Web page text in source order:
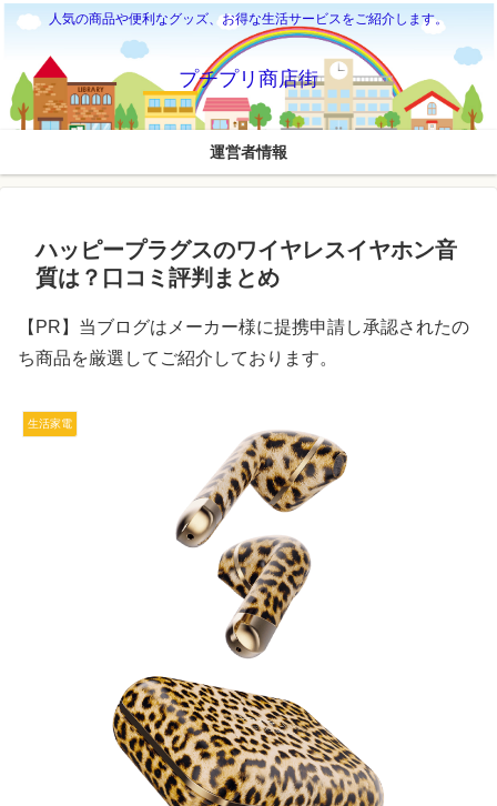
人気の商品や便利なグッズ、お得な生活サービスをご紹介します。
プチプリ商店街
運営者情報
ハッピープラグスのワイヤレスイヤホン音
質は？口コミ評判まとめ
【PR】当ブログはメーカー様に提携申請し承認されたの
ち商品を厳選してご紹介しております。
生活家電